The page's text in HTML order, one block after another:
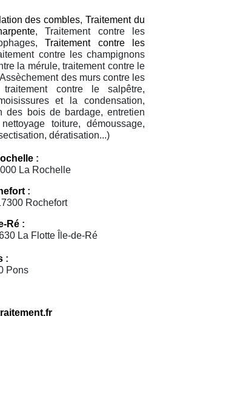
des combles,Traitement du
, Traitement contre les
Traitement contre les
contre les champignons
la mérule, traitement contre le
des murs contre les
traitement contre le salpêtre,
et la condensation,
des bois de bardage, entretien
toiture, démoussage,
dératisation...)
:
La Rochelle
:
Rochefort
Ré :
La Flotte Île-de-Ré
:
Pons